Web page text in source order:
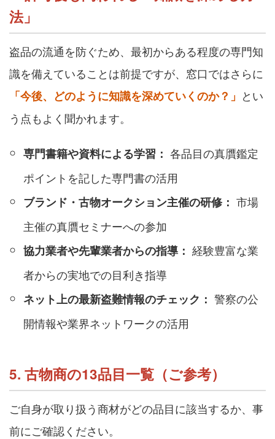
法」
盗品の流通を防ぐため、最初からある程度の専門知
識を備えていることは前提ですが、窓口ではさらに
「今後、どのように知識を深めていくのか？」 とい
う点もよく聞かれます。
専門書籍や資料による学習： 各品目の真贋鑑定
ポイントを記した専門書の活用
ブランド・古物オークション主催の研修： 市場
主催の真贋セミナーへの参加
協力業者や先輩業者からの指導： 経験豊富な業
者からの実地での目利き指導
ネット上の最新盗難情報のチェック： 警察の公
開情報や業界ネットワークの活用
5. 古物商の13品目一覧（ご参考）
ご自身が取り扱う商材がどの品目に該当するか、事
前にご確認ください。